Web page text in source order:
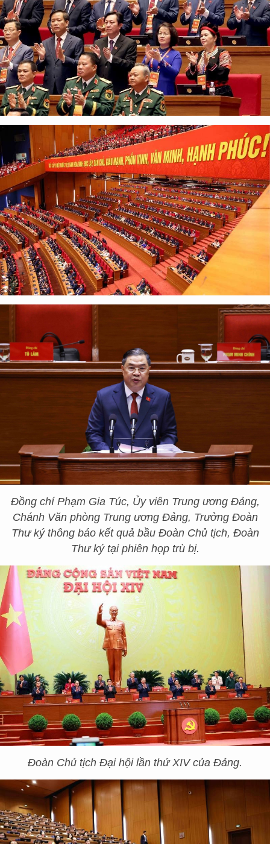
Đồng chí Phạm Gia Túc, Ủy viên Trung ương Đảng,
Chánh Văn phòng Trung ương Đảng, Trưởng Đoàn
Thư ký thông báo kết quả bầu Đoàn Chủ tịch, Đoàn
Thư ký tại phiên họp trù bị.
Đoàn Chủ tịch Đại hội lần thứ XIV của Đảng.